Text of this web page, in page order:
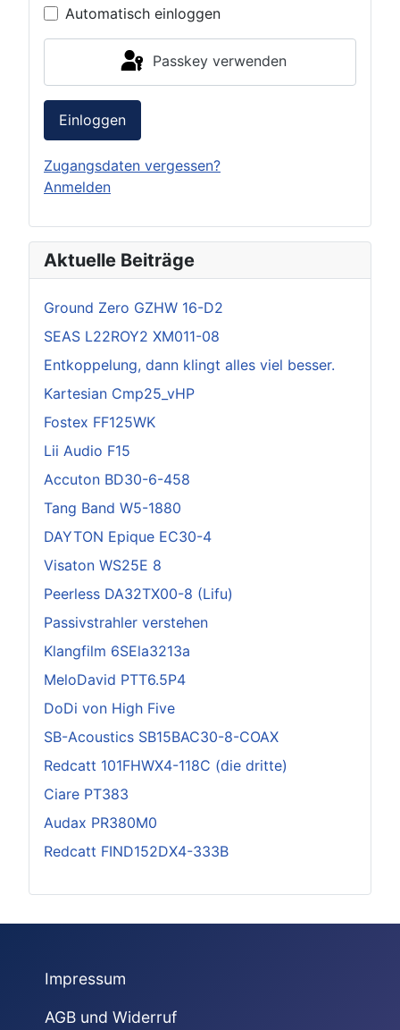
Automatisch einloggen
Passkey verwenden
Einloggen
Zugangsdaten vergessen?
Anmelden
Aktuelle Beiträge
Ground Zero GZHW 16-D2
SEAS L22ROY2 XM011-08
Entkoppelung, dann klingt alles viel besser.
Kartesian Cmp25_vHP
Fostex FF125WK
Lii Audio F15
Accuton BD30-6-458
Tang Band W5-1880
DAYTON Epique EC30-4
Visaton WS25E 8
Peerless DA32TX00-8 (Lifu)
Passivstrahler verstehen
Klangfilm 6SEla3213a
MeloDavid PTT6.5P4
DoDi von High Five
SB-Acoustics SB15BAC30-8-COAX
Redcatt 101FHWX4-118C (die dritte)
Ciare PT383
Audax PR380M0
Redcatt FIND152DX4-333B
Impressum
AGB und Widerruf